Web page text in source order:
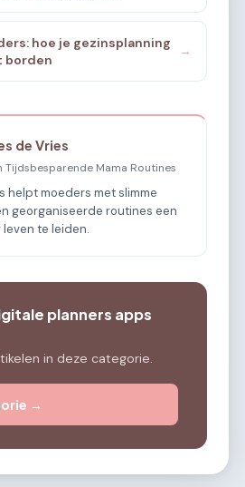
hoe je gezinsplanning
borden
→
de Vries
Tijdsbesparende Mama Routines
helpt moeders met slimme
georganiseerde routines een
te leiden.
planners apps
in deze categorie.
→